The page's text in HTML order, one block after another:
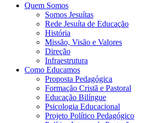
Quem Somos
Somos Jesuítas
Rede Jesuíta de Educação
História
Missão, Visão e Valores
Direção
Infraestrutura
Como Educamos
Proposta Pedagógica
Formação Cristã e Pastoral
Educação Bilíngue
Psicologia Educacional
Projeto Político Pedagógico